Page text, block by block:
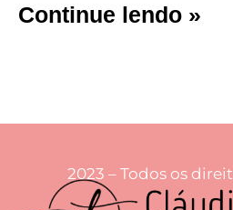
Continue lendo »
2023 – Todos os